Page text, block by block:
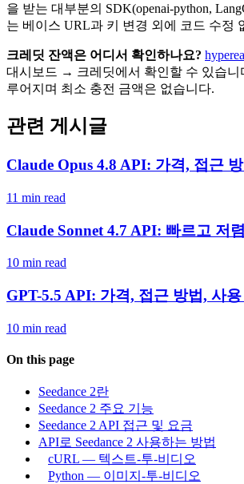
을 받는 대부분의 SDK(openai-python,
는 베이스 URL과 키 변경 외에 코드 수정
크레딧 잔액은 어디서 확인하나요?
대시보드 → 크레딧에서 확인할 수 있습니
루어지며 최소 충전 금액은 없습니다.
관련 게시글
Claude Opus 4.8 API: 가격, 접근
11 min read
Claude Sonnet 4.7 API: 빠르고 저
10 min read
GPT-5.5 API: 가격, 접근 방법, 사
10 min read
On this page
Seedance 2란
Seedance 2 주요 기능
Seedance 2 API 접근 및 요금
API로 Seedance 2 사용하는 방법
cURL — 텍스트-투-비디오
Python — 이미지-투-비디오